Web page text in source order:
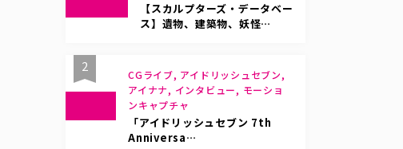
【スカルプターズ・データベー
ス】遺物、建築物、妖怪…
2
CGライブ, アイドリッシュセブン,
アイナナ, インタビュー, モーショ
ンキャプチャ
「アイドリッシュセブン 7th
Anniversa…